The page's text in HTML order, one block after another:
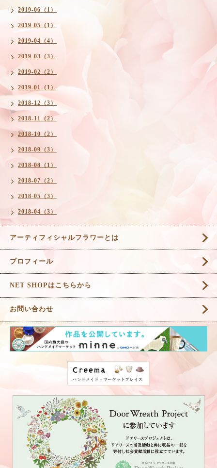
2019-06（1）
2019-05（1）
2019-04（4）
2019-03（3）
2019-02（2）
2019-01（1）
2018-12（3）
2018-11（2）
2018-10（2）
2018-09（3）
2018-08（1）
2018-07（2）
2018-05（3）
2018-04（3）
アーティフィシャルフラワーとは
プロフィール
NET SHOPはこちらから
お問い合わせ